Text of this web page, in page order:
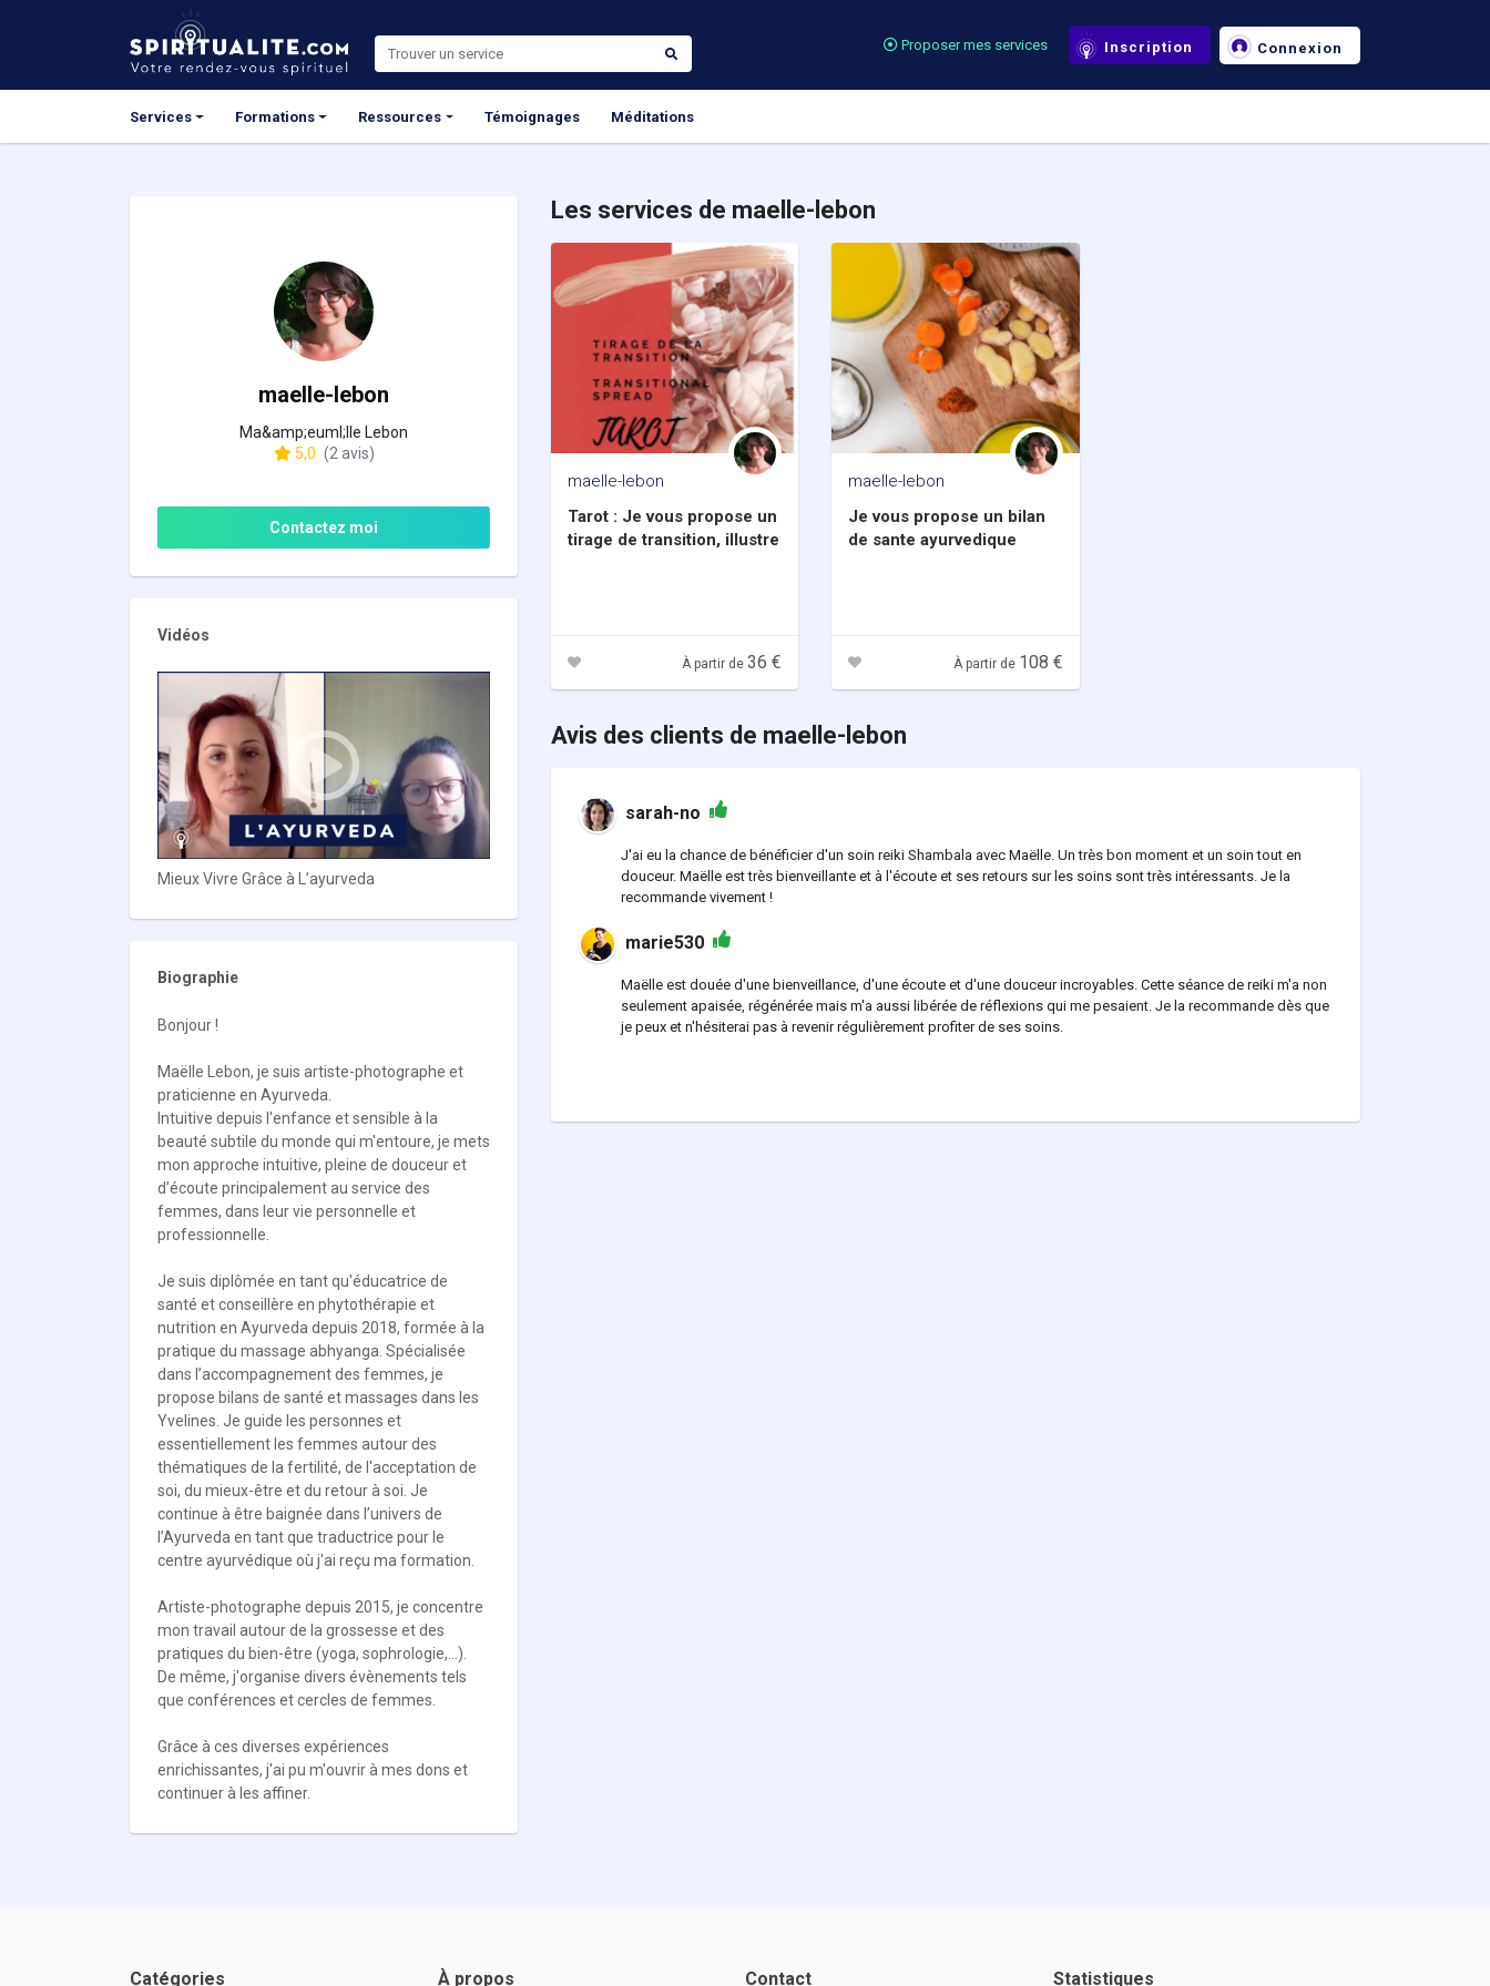
Proposer mes services Inscription Connexion
Services Formations Ressources Témoignages Méditations
maelle-lebon
Ma&amp;euml;lle Lebon
5,0 (2 avis)
Contactez moi
Vidéos
Mieux Vivre Grâce à L’ayurveda
Biographie
Bonjour !
Maëlle Lebon, je suis artiste-photographe et
praticienne en Ayurveda.
Intuitive depuis l'enfance et sensible à la
beauté subtile du monde qui m'entoure, je mets
mon approche intuitive, pleine de douceur et
d’écoute principalement au service des
femmes, dans leur vie personnelle et
professionnelle.
Je suis diplômée en tant qu'éducatrice de
santé et conseillère en phytothérapie et
nutrition en Ayurveda depuis 2018, formée à la
pratique du massage abhyanga. Spécialisée
dans l’accompagnement des femmes, je
propose bilans de santé et massages dans les
Yvelines. Je guide les personnes et
essentiellement les femmes autour des
thématiques de la fertilité, de l'acceptation de
soi, du mieux-être et du retour à soi. Je
continue à être baignée dans l’univers de
l’Ayurveda en tant que traductrice pour le
centre ayurvédique où j'ai reçu ma formation.
Artiste-photographe depuis 2015, je concentre
mon travail autour de la grossesse et des
pratiques du bien-être (yoga, sophrologie,...).
De même, j'organise divers évènements tels
que conférences et cercles de femmes.
Grâce à ces diverses expériences
enrichissantes, j'ai pu m'ouvrir à mes dons et
continuer à les affiner.
Les services de maelle-lebon
maelle-lebon
Tarot : Je vous propose un
tirage de transition, illustre
À partir de36 €
maelle-lebon
Je vous propose un bilan
de sante ayurvedique
À partir de 108 €
Avis des clients de maelle-lebon
sarah-no
J'ai eu la chance de bénéficier d'un soin reiki Shambala avec Maëlle. Un très bon moment et un soin tout en
douceur. Maëlle est très bienveillante et à l'écoute et ses retours sur les soins sont très intéressants. Je la
recommande vivement !
marie530
Maëlle est douée d'une bienveillance, d'une écoute et d'une douceur incroyables. Cette séance de reiki m'a non
seulement apaisée, régénérée mais m'a aussi libérée de réflexions qui me pesaient. Je la recommande dès que
je peux et n'hésiterai pas à revenir régulièrement profiter de ses soins.
Catégories À propos Contact Statistiques
Panneau de gestion des cookies